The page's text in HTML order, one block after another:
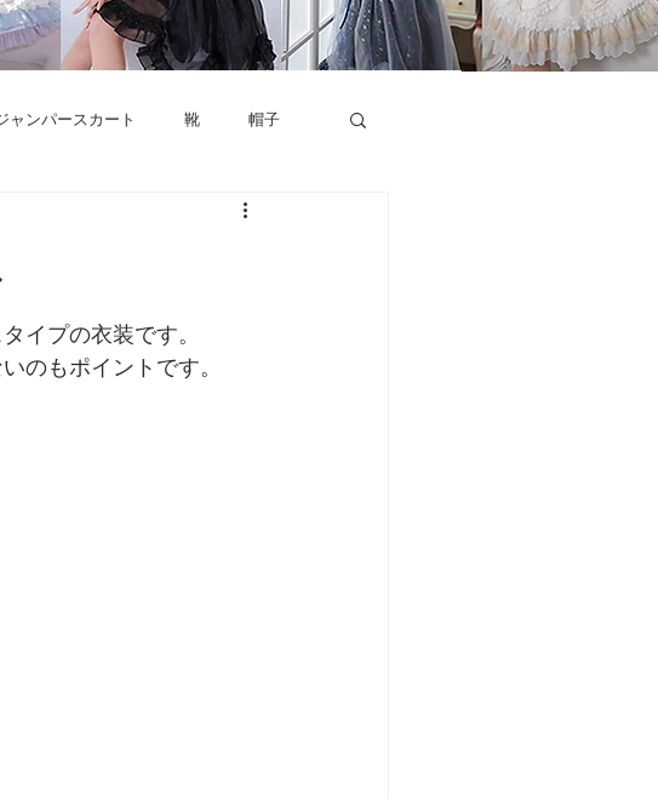
ャンパースカート 靴 帽子
イプの衣装です。
のもポイントです。